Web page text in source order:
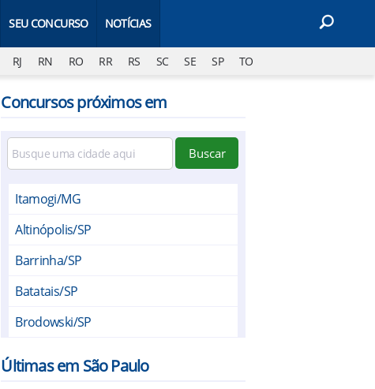
SEU CONCURSO NOTÍCIAS
RJ RN RO RR RS SC SE SP TO
Concursos próximos em
Buscar
Itamogi/MG
Altinópolis/SP
Barrinha/SP
Batatais/SP
Brodowski/SP
Últimas em São Paulo